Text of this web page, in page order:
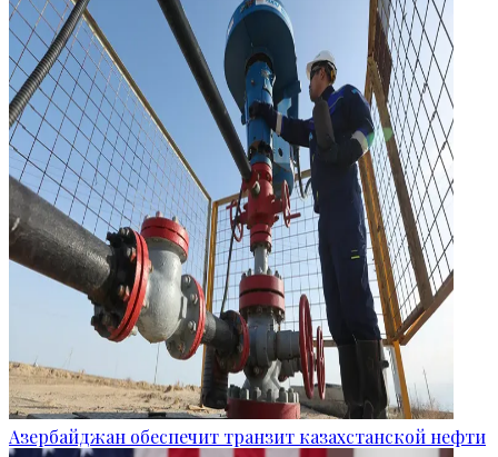
Азербайджан обеспечит транзит казахстанской нефти